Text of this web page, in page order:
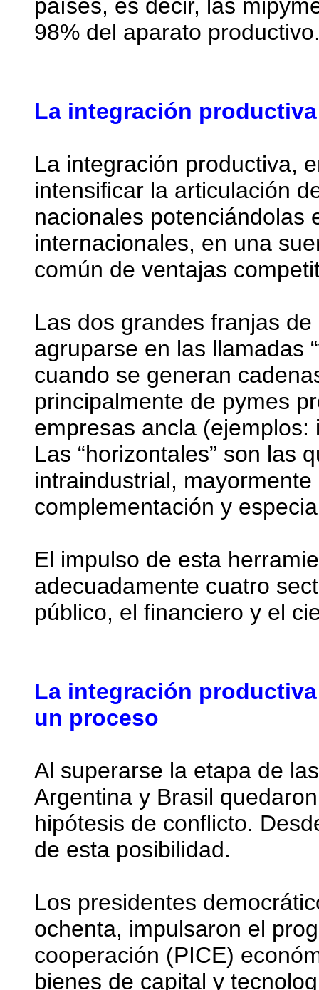
países, es decir, las
98% del aparato
La integración productiva
La integración productiva,
intensificar la articulación
nacionales potenciándolas
internacionales, en una
común de ventajas
Las dos grandes franjas
agruparse en las llamadas
cuando se generan
principalmente de pymes
empresas ancla
Las “horizontales” son las
intraindustrial,
complementación y
El impulso de esta
adecuadamente cuatro
público, el financiero y el
La integración
un proceso
Al superarse la etapa de
Argentina y Brasil
hipótesis de conflicto.
de esta posibilidad.
Los presidentes
ochenta, impulsaron el
cooperación (PICE)
bienes de capital y